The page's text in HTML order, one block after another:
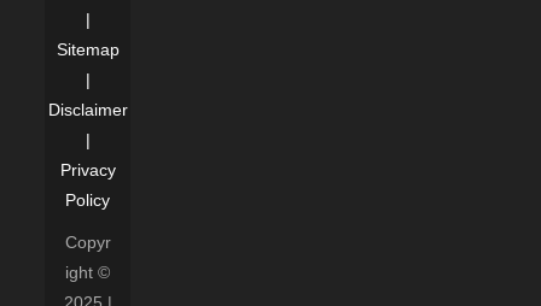
|
Sitemap
|
Disclaimer
|
Privacy
Policy
Copyr
ight ©
2025 |